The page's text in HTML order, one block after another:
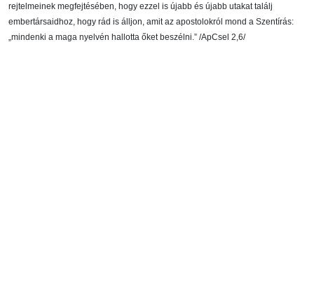
rejtelmeinek megfejtésében, hogy ezzel is újabb és újabb utakat találj
embertársaidhoz, hogy rád is álljon, amit az apostolokról mond a Szentírás:
„mindenki a maga nyelvén hallotta őket beszélni.” /ApCsel 2,6/